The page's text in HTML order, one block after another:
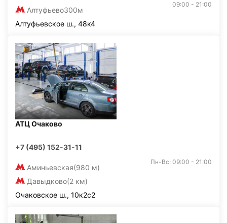
Алтуфьево300м
09:00 - 21:00
Алтуфьевское ш., 48к4
АТЦ Очаково
+7 (495) 152-31-11
Аминьевская(980 м)
Давыдково(2 км)
Пн-Вс: 09:00 - 21:00
Очаковское ш., 10к2с2